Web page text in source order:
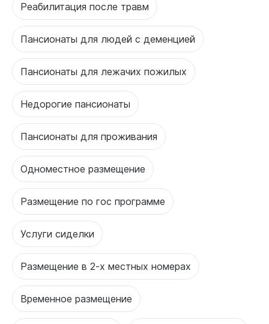
Реабилитация после травм
Пансионаты для людей с деменцией
Пансионаты для лежачих пожилых
Недорогие пансионаты
Пансионаты для проживания
Одноместное размещение
Размещение по гос программе
Услуги сиделки
Размещение в 2-х местных номерах
Временное размещение